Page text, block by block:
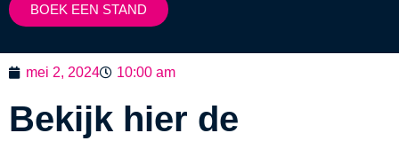
BOEK EEN STAND
mei 2, 2024 10:00 am
Bekijk hier de